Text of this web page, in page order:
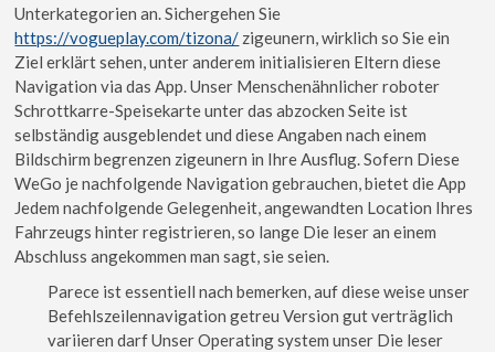
Unterkategorien an.Sichergehen Sie
https://vogueplay.com/tizona/ zigeunern, wirklich so Sie ein
Ziel erklärt sehen, unter anderem initialisieren Eltern diese
Navigation via das App. Unser Menschenähnlicher roboter
Schrottkarre-Speisekarte unter das abzocken Seite ist
selbständig ausgeblendet und diese Angaben nach einem
Bildschirm begrenzen zigeunern in Ihre Ausflug. Sofern Diese
WeGo je nachfolgende Navigation gebrauchen, bietet die App
Jedem nachfolgende Gelegenheit, angewandten Location Ihres
Fahrzeugs hinter registrieren, so lange Die leser an einem
Abschluss angekommen man sagt, sie seien.
Parece ist essentiell nach bemerken, auf diese weise unser
Befehlszeilennavigation getreu Version gut verträglich
variieren darf Unser Operating system unser Die leser